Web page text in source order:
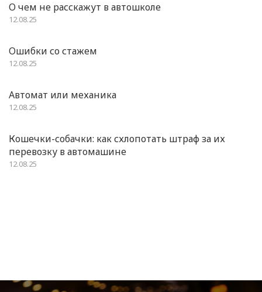
О чем не расскажут в автошколе
12.08.25
Ошибки со стажем
12.08.25
Автомат или механика
12.08.25
Кошечки-собачки: как схлопотать штраф за их
перевозку в автомашине
12.08.25